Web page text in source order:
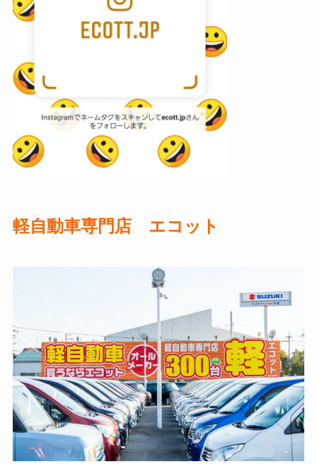
軽自動車専門店 エコット